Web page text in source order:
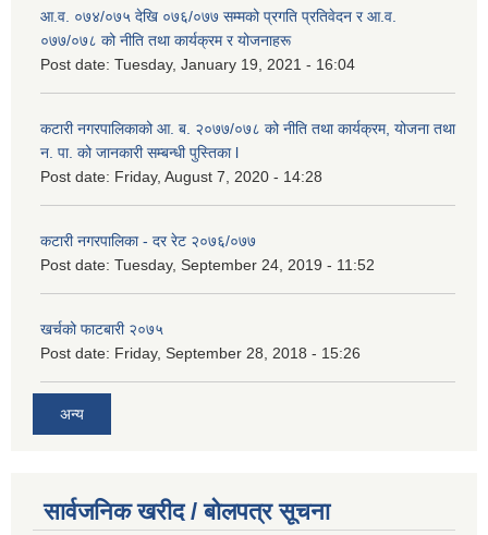
आ.व. ०७४/०७५ देखि ०७६/०७७ सम्मको प्रगति प्रतिवेदन र आ.व.
०७७/०७८ को नीति तथा कार्यक्रम र योजनाहरू
Post date: Tuesday, January 19, 2021 - 16:04
कटारी नगरपालिकाको आ. ब. २०७७/०७८ को नीति तथा कार्यक्रम, योजना तथा
न. पा. को जानकारी सम्बन्धी पुस्तिका l
Post date: Friday, August 7, 2020 - 14:28
कटारी नगरपालिका - दर रेट २०७६/०७७
Post date: Tuesday, September 24, 2019 - 11:52
खर्चको फाटबारी २०७५
Post date: Friday, September 28, 2018 - 15:26
अन्य
सार्वजनिक खरीद / बोलपत्र सूचना